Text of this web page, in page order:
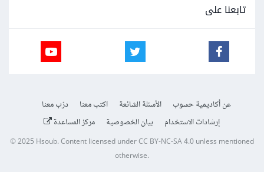
تابعنا على
عن أكاديمية حسوب الأسئلة الشائعة اكتب معنا
درّب معنا
إرشادات الاستخدام
بيان الخصوصية مركز المساعدة
© 2025Hsoub.Content licensed underCC BY-NC-SA 4.0unless mentioned
otherwise.